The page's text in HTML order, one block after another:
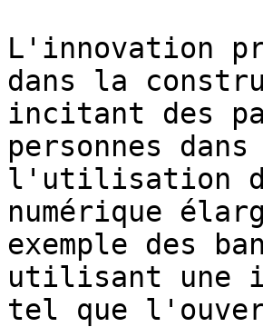
L'innovation
dans la
incitant des
personnes
l'utilisation de
numérique
exemple des
utilisant une
tel que